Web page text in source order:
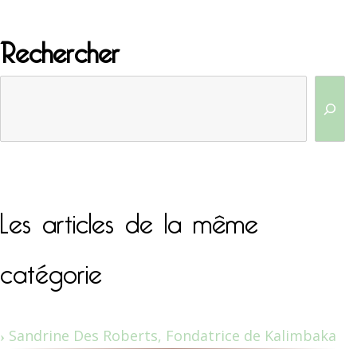
Rechercher
Les articles de la même
catégorie
Sandrine Des Roberts, Fondatrice de Kalimbaka